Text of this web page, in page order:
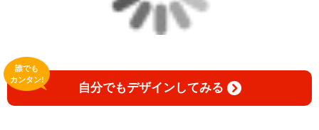
自分でもデザインしてみる
誰でも
カンタン!